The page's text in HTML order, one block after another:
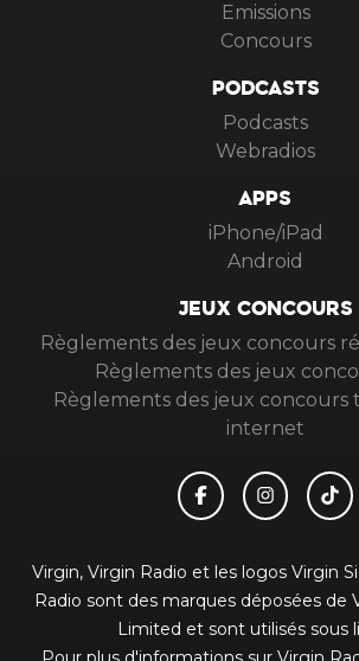
Emissions
Concours
PODCASTS
Podcasts
Webradios
APPS
iPhone/iPad
Android
JEUX CONCOURS
Règlements des jeux concours
Règlements des jeux
Règlements des jeux concours
internet
Virgin, Virgin Radio et les logos Virgin
Radio sont des marques déposées de
Limited et sont utilisés sous